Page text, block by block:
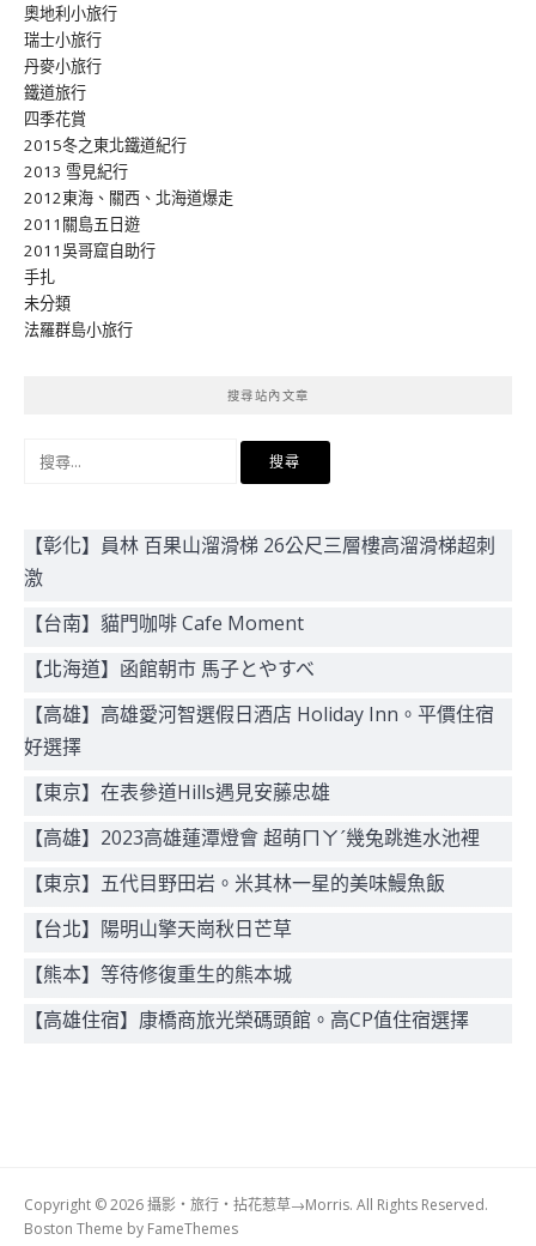
奧地利小旅行
瑞士小旅行
丹麥小旅行
鐵道旅行
四季花賞
2015冬之東北鐵道紀行
2013 雪見紀行
2012東海、關西、北海道爆走
2011關島五日遊
2011吳哥窟自助行
手扎
未分類
法羅群島小旅行
搜尋站內文章
字:【彰化】員林 百果山溜滑梯 26公尺三層樓高溜滑梯超刺
激
【台南】貓門咖啡 Cafe Moment
【北海道】函館朝市 馬子とやすべ
【高雄】高雄愛河智選假日酒店 Holiday Inn。平價住宿
好選擇
【東京】在表參道Hills遇見安藤忠雄
【高雄】2023高雄蓮潭燈會 超萌ㄇㄚˊ幾兔跳進水池裡
【東京】五代目野田岩。米其林一星的美味鰻魚飯
【台北】陽明山擎天崗秋日芒草
【熊本】等待修復重生的熊本城
【高雄住宿】康橋商旅光榮碼頭館。高CP值住宿選擇
Copyright © 2026 攝影‧旅行‧拈花惹草→Morris. All Rights Reserved.
Boston Theme by FameThemes